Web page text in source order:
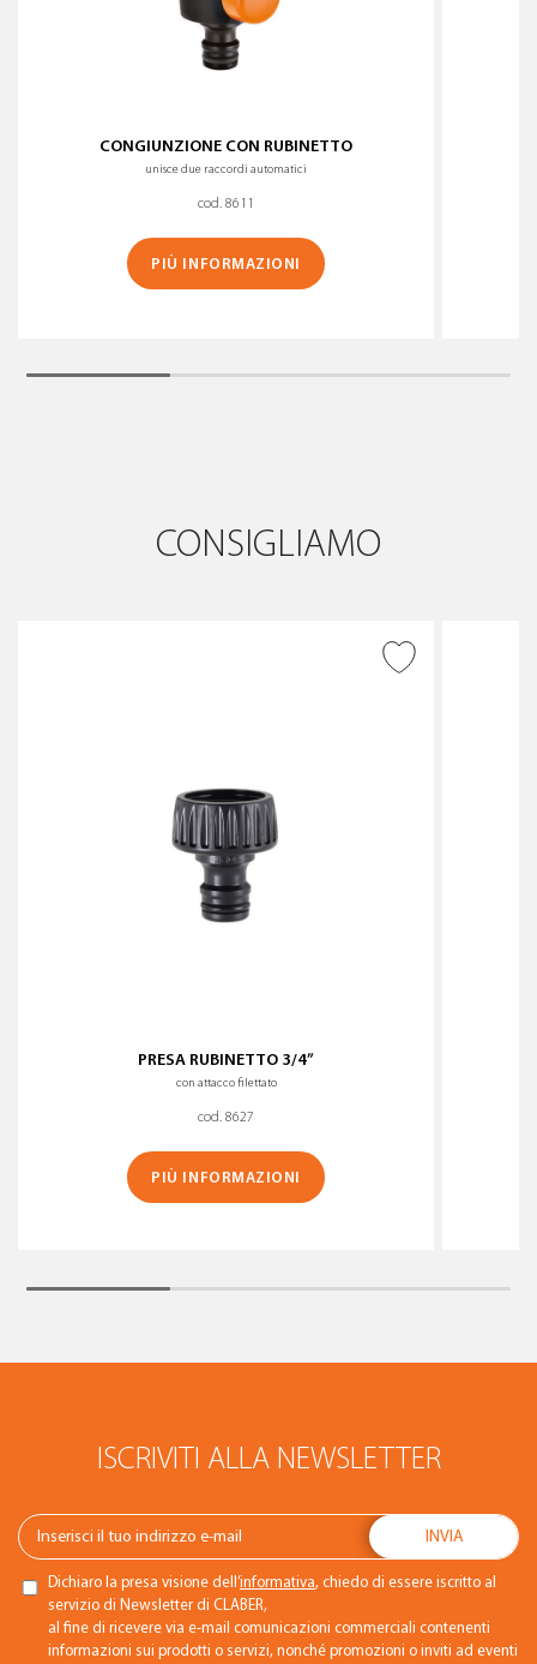
CONGIUNZIONE CON RUBINETTO
unisce due raccordi automatici
cod. 8611
PIÙ INFORMAZIONI
CONSIGLIAMO
PRESA RUBINETTO 3/4”
con attacco filettato
cod. 8627
PIÙ INFORMAZIONI
ISCRIVITI ALLA NEWSLETTER
Dichiaro la presa visione dell’informativa, chiedo di essere iscritto al
servizio di Newsletter di CLABER,
al fine di ricevere via e-mail comunicazioni commerciali contenenti
informazioni sui prodotti o servizi, nonché promozioni o inviti ad eventi